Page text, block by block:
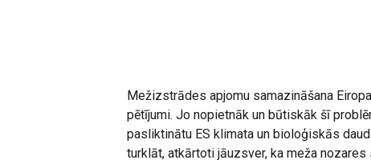
Mežizstrādes apjomu samazināšana
pētījumi. Jo nopietnāk un būtiskāk šī
pasliktinātu ES klimata un bioloģiskās
turklāt, atkārtoti jāuzsver, ka meža